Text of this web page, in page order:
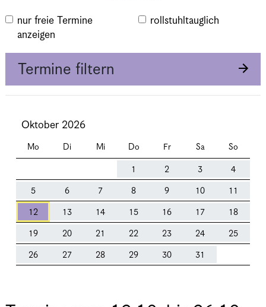
nur freie Termine
anzeigen
rollstuhltauglich
Termine filtern
Oktober 2026
Mo Di Mi Do Fr Sa So
1 2 3 4
5 6 7 8 9 10 11
12 13 14 15 16 17 18
19 20 21 22 23 24 25
26 27 28 29 30 31